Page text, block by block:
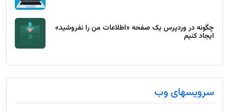
چگونه در وردپرس یک صفحه «اطلاعات من را نفروشید»
ایجاد کنیم
سرویسهای وب